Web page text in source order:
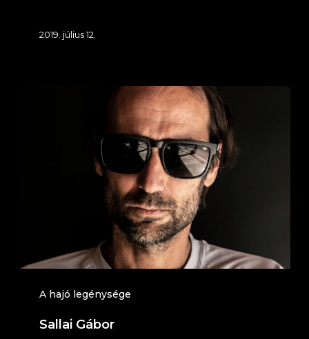
2019. július 12.
A hajó legénysége
Sallai Gábor